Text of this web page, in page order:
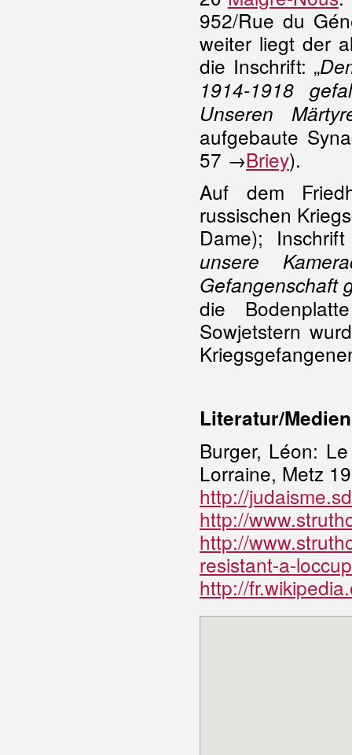
952/Rue du
weiter liegt der
die Inschrift: „
1914-1918
Unseren
aufgebaute
57 →Briey).
Auf dem
russischen
Dame);
unsere
Gefangenschaft
die
Sowjetstern
Literatur/Medien
Burger, Léon:
Lorraine, Metz
http://
http://
http://
resistant-a-
http://